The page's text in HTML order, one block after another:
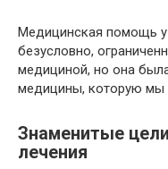
Медицинская помощь у
безусловно,
медициной, но она
медицины, которую мы
Знаменитые
лечения